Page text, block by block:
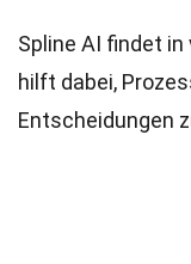
Spline AI findet
hilft dabei,
Entscheidungen